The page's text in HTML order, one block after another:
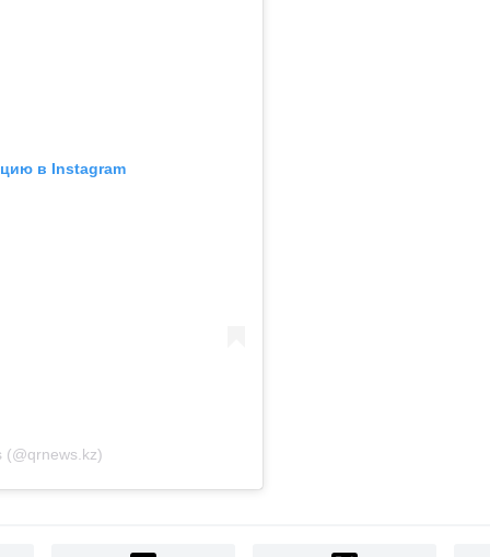
в Instagram
(@qrnews.kz)